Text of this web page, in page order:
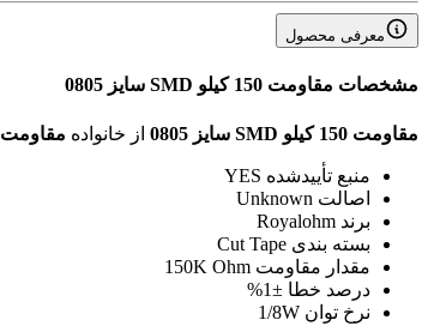
معرفی محصول
مشخصات مقاومت 150 کیلو SMD سایز 0805
مقاومت 150 کیلو SMD سایز 0805 از خانواده مقاومت SMD
منبع تأیید‌شده YES
اصالت Unknown
برند Royalohm
بسته بندی Cut Tape
مقدار مقاومت 150K Ohm
درصد خطا ±1%
نرخ توان 1/8W